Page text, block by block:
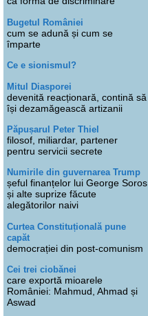
Bugetul României
cum se adună și cum se
împarte
Ce e sionismul?
Mitul Diasporei
devenită reacționară, contină să
își dezamăgească artizanii
Păpușarul Peter Thiel
filosof, miliardar, partener
pentru servicii secrete
Numirile din guvernarea Trump
șeful finanțelor lui George Soros
și alte suprize făcute
alegătorilor naivi
Curtea Constituțională pune
capăt
democrației din post-comunism
Cei trei ciobănei
care exportă mioarele
României: Mahmud, Ahmad și
Aswad